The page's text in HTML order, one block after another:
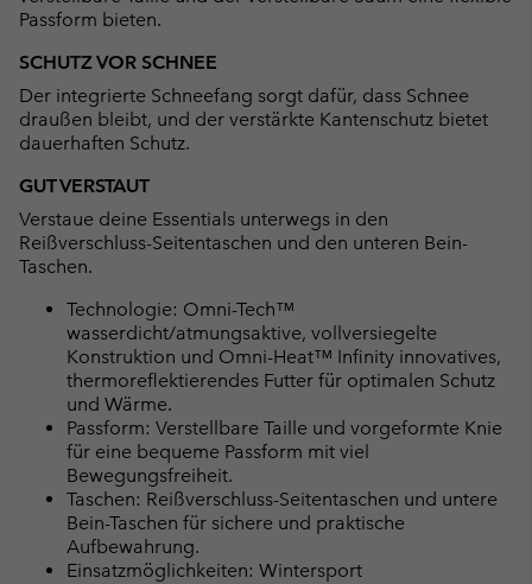
Passform bieten.
SCHUTZ VOR SCHNEE
Der integrierte Schneefang sorgt dafür, dass Schnee
draußen bleibt, und der verstärkte Kantenschutz bietet
dauerhaften Schutz.
GUT VERSTAUT
Verstaue deine Essentials unterwegs in den
Reißverschluss-Seitentaschen und den unteren Bein-
Taschen.
Technologie: Omni-Tech™
wasserdicht/atmungsaktive, vollversiegelte
Konstruktion und Omni-Heat™ Infinity innovatives,
thermoreflektierendes Futter für optimalen Schutz
und Wärme.
Passform: Verstellbare Taille und vorgeformte Knie
für eine bequeme Passform mit viel
Bewegungsfreiheit.
Taschen: Reißverschluss-Seitentaschen und untere
Bein-Taschen für sichere und praktische
Aufbewahrung.
Einsatzmöglichkeiten: Wintersport